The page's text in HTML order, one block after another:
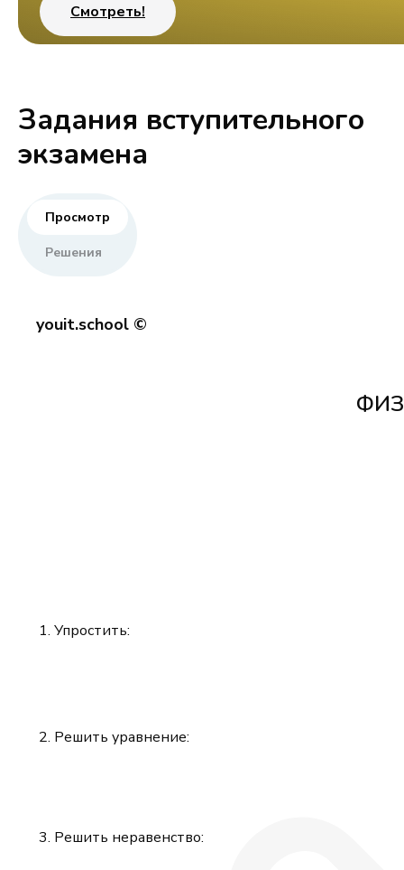
Смотреть!
Задания вступительного
экзамена
Просмотр
Решения
youit.school ©
Упростить:
Решить уравнение:
Решить неравенство: